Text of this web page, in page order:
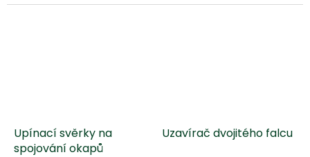
Upínací svěrky na
spojování okapů
Uzavírač dvojitého falcu